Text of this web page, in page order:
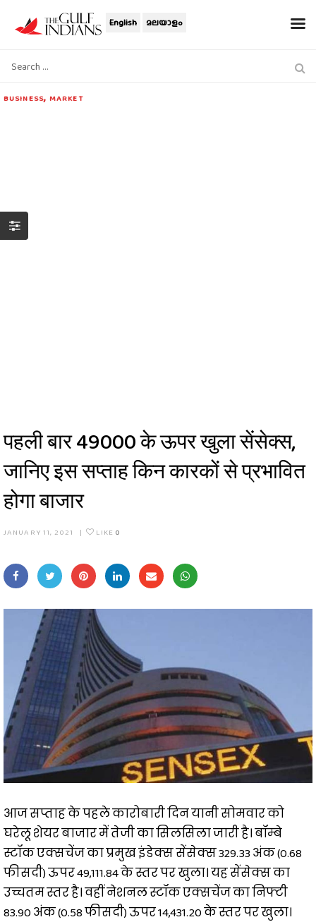
English മലയാളം
BUSINESS,MARKET
पहली बार 49000 के ऊपर खुला सेंसेक्स,
जानिए इस सप्ताह किन कारकों से प्रभावित
होगा बाजार
JANUARY 11, 2021 | LIKE 0
आज सप्ताह के पहले कारोबारी दिन यानी सोमवार को
घरेलू शेयर बाजार में तेजी का सिलसिला जारी है। बॉम्बे
स्टॉक एक्सचेंज का प्रमुख इंडेक्स सेंसेक्स 329.33 अंक (0.68
फीसदी) ऊपर 49,111.84 के स्तर पर खुला। यह सेंसेक्स का
उच्चतम स्तर है। वहीं नेशनल स्टॉक एक्सचेंज का निफ्टी
83.90 अंक (0.58 फीसदी) ऊपर 14,431.20 के स्तर पर खुला।